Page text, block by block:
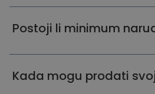
Postoji li minimum
Kada mogu prodati